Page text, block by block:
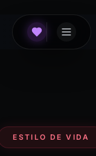
ESTILO DE VIDA